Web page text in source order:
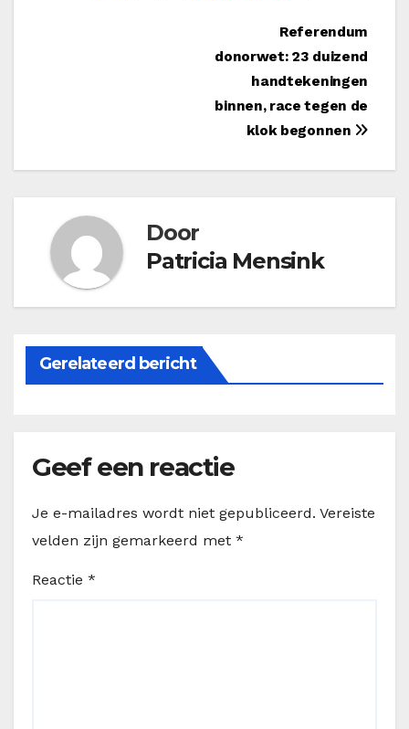
Referendum
donorwet: 23 duizend
handtekeningen
binnen, race tegen de
klok begonnen
Door
Patricia Mensink
Gerelateerd bericht
Geef een reactie
Je e-mailadres wordt niet gepubliceerd. Vereiste
velden zijn gemarkeerd met *
Reactie *